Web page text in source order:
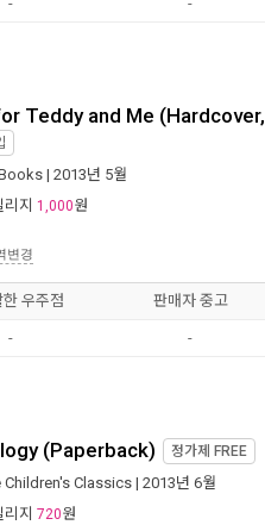
Teddy and Me (Hardcover,
| 2013년 5월
지 1,000원
변경
한 우주점 판매자 중고
- -
(Paperback) 정가제 FREE
Children's Classics| 2013년 6월
지 720원